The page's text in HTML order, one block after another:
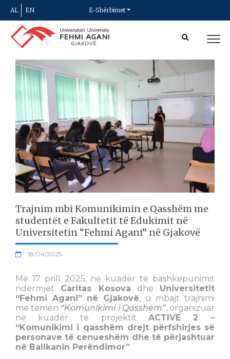
AL EN E-Shërbimet
Trajnim mbi Komunikimin e Qasshëm me
studentët e Fakultetit të Edukimit në
Universitetin “Fehmi Agani” në Gjakovë
18/04/2025
Më 17 prill 2025, në kuadër të bashkëpunimit
ndërmjet Caritas Kosova dhe Universitetit
“Fehmi Agani” në Gjakovë, u mbajt trajnimi
me temën “Komunikimi i Qasshëm”, organizuar
në kuadër të projektit ACTIVE 2 –
“Komunikimi i qasshëm drejt përfshirjes së
personave të cenueshëm dhe të përjashtuar
në Ballkanin Perëndimor”.